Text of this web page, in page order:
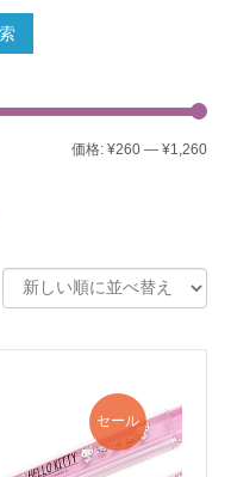
最
最
価格: ¥260 — ¥1,260
セール